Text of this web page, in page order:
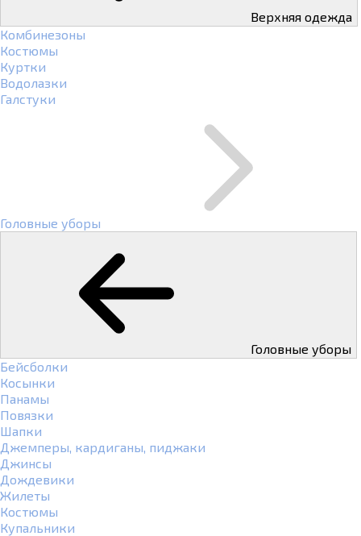
Верхняя одежда
Комбинезоны
Костюмы
Куртки
Водолазки
Галстуки
Головные уборы
Головные уборы
Бейсболки
Косынки
Панамы
Повязки
Шапки
Джемперы, кардиганы, пиджаки
Джинсы
Дождевики
Жилеты
Костюмы
Купальники